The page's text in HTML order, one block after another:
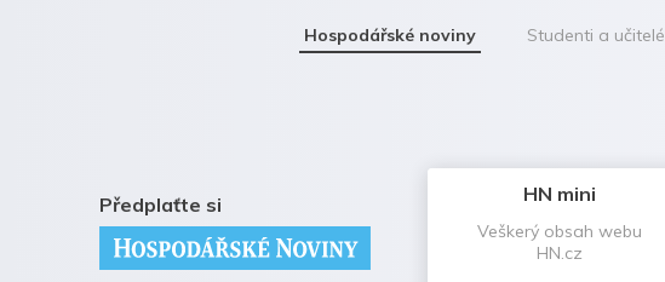
Hospodářské noviny Studenti a učitelé
Předplaťte si HN mini
Veškerý obsah webu
HN.cz